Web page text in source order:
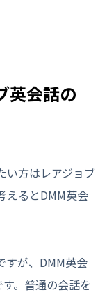
英会話の
い方はレアジョブ
えるとDMM英会
すが、DMM英会
。普通の会話を